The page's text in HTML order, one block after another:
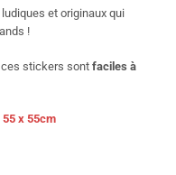
et originaux qui
!
ces stickers sont faciles à
x 55cm